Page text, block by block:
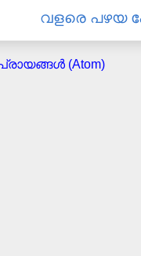
വളരെ പഴയ
(Atom)